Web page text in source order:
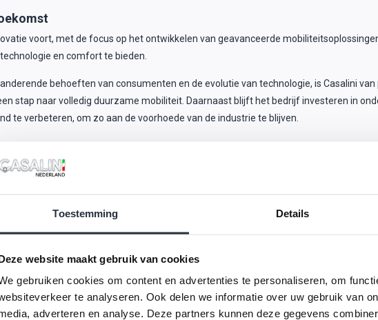
Toestemming Details
website maakt gebruik van cookies
gebruiken cookies om content en advertenties te personaliseren, om
te analyseren. Ook delen we informatie over uw gebruik van
adverteren en analyse. Deze partners kunnen deze gegevens
voort, met de focus op het ontwikkelen van geavanceerde
en comfort te bieden.
behoeften van consumenten en de evolutie van technologie, is Casalini
stap naar volledig duurzame mobiliteit. Daarnaast blijft het bedrijf investeren in
te verbeteren, om zo aan de voorhoede van de industrie te blijven.
uit verder dan alleen het aanbieden van brommobielen. Het bedrijf heeft een
waarop mensen denken over en gebruik maken van persoonlijke
en klanttevredenheid heeft geresulteerd in een loyale klantenbasis en
niet alleen het bedrijf gevormd, maar ook de gemeenschappen waarin het actief is,
over Casalini's rijke geschiedenis en het huidige aanbod aan innovatieve
of neem contact op met ons deskundige team voor meer informatie over ons